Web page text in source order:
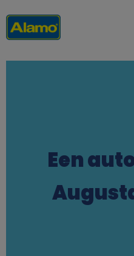
zum
Inhalt
Een